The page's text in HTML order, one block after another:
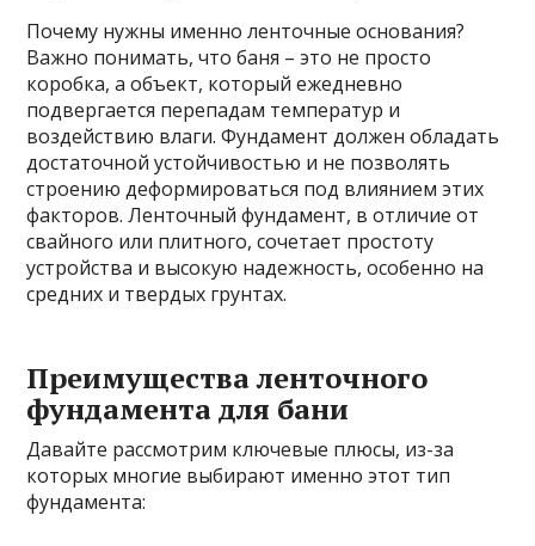
Почему нужны именно ленточные основания?
Важно понимать, что баня – это не просто
коробка, а объект, который ежедневно
подвергается перепадам температур и
воздействию влаги. Фундамент должен обладать
достаточной устойчивостью и не позволять
строению деформироваться под влиянием этих
факторов. Ленточный фундамент, в отличие от
свайного или плитного, сочетает простоту
устройства и высокую надежность, особенно на
средних и твердых грунтах.
Преимущества ленточного
фундамента для бани
Давайте рассмотрим ключевые плюсы, из-за
которых многие выбирают именно этот тип
фундамента: